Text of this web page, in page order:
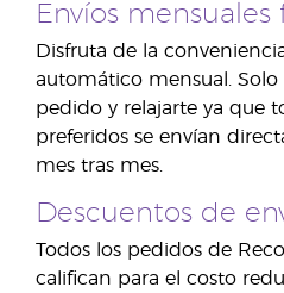
Envíos mensuales
Disfruta de la
automático mensual.
pedido y relajarte ya que
preferidos se envían
mes tras mes.
Descuentos de
Todos los pedidos de
califican para el costo